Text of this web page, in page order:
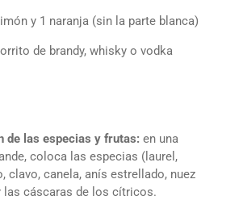
y 1 naranja (sin la parte blanca)
de brandy, whisky o vodka
de las especias y frutas: en una
coloca las especias (laurel,
clavo, canela, anís estrellado, nuez
las cáscaras de los cítricos.